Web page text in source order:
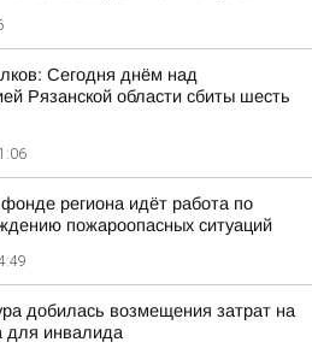
Сегодня днём над
Рязанской области сбиты шесть
региона идёт работа по
пожароопасных ситуаций
добилась возмещения затрат на
для инвалида